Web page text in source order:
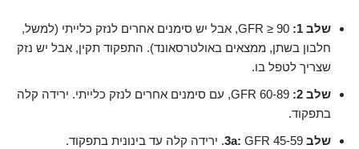
שלב 1:
GFR ≥ 90, אבל יש סימנים אחרים לנזק כלייתי (למשל,
חלבון בשתן, ממצאים באולטרסאונד). התפקוד תקין, אבל יש נזק
שצריך לטפל בו.
שלב 2:
GFR 60-89, עם סימנים אחרים לנזק כלייתי. ירידה קלה
בתפקוד.
שלב 3a: GFR 45-59. ירידה קלה עד בינונית בתפקוד.